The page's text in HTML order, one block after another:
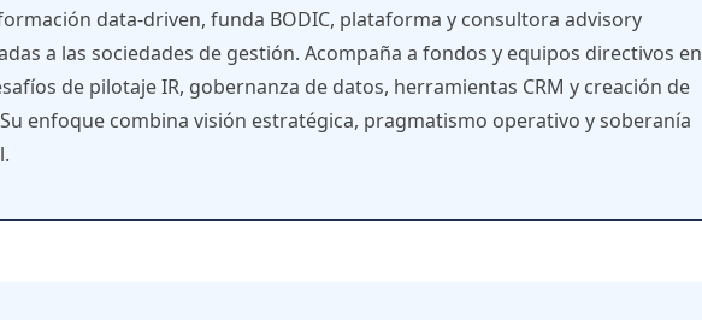
data-driven, funda BODIC, plataforma y consultora advisory
a las sociedades de gestión. Acompaña a fondos y equipos directivos en
de pilotaje IR, gobernanza de datos, herramientas CRM y creación de
enfoque combina visión estratégica, pragmatismo operativo y soberanía